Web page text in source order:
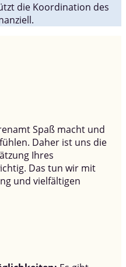
die Koordination des
Spaß macht und
Daher ist uns die
Ihres
Das tun wir mit
und vielfältigen